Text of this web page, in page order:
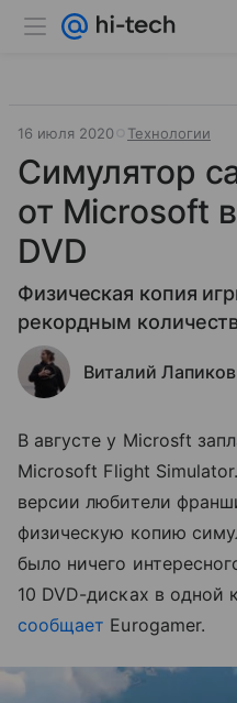
16 июля 2020 Технологии
Симулятор
от Microsoft
DVD
Физическая копия
рекордным
Виталий Лапиков
В августе у Microsft
Microsoft Flight
версии любители
физическую копию
было ничего
10 DVD-дисках в одной
сообщает Eurogamer.